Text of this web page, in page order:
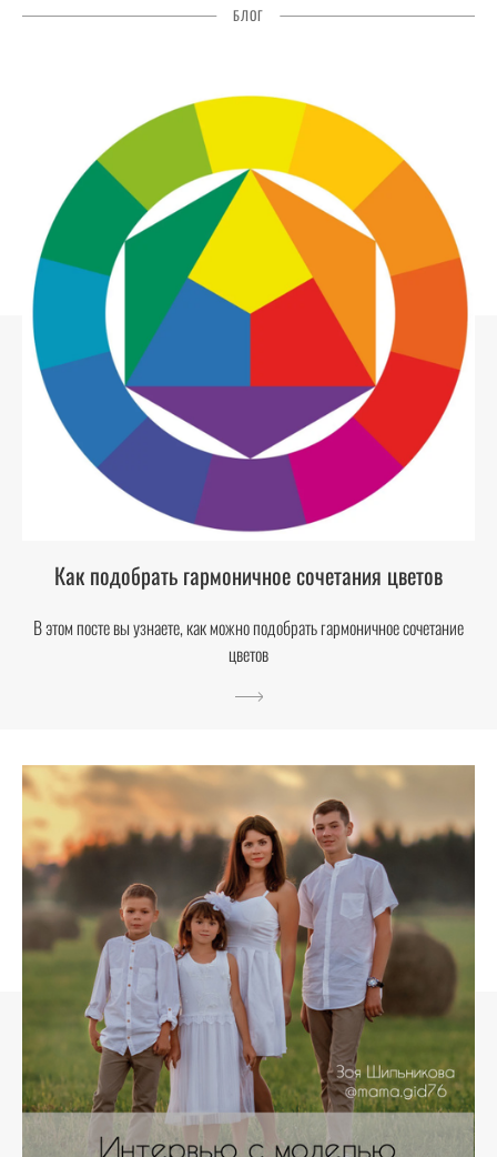
БЛОГ
Как подобрать гармоничное сочетания цветов
В этом посте вы узнаете, как можно подобрать гармоничное сочетание
цветов